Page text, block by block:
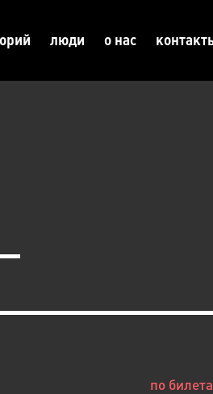
люди о нас
по